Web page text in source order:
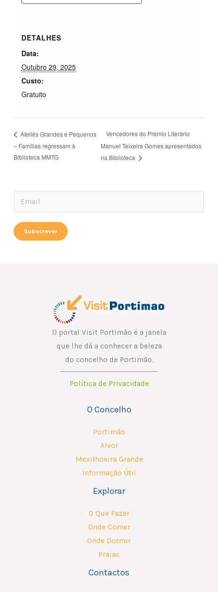
DETALHES
Data:
Outubro 29, 2025
Custo:
Gratuito
Ateliês Grandes e Pequenos
– Famílias regressam à
Biblioteca MMTG
Vencedores do Prémio Literário
Manuel Teixeira Gomes apresentados
na Biblioteca
*
m
m
a
i
Subscrever
O portal Visit Portimão é a janela
que lhe dá a conhecer a beleza
do concelho de Portimão.
Política de Privacidade
O Concelho
Portimão
Alvor
Mexilhoeira Grande
Informação Útil
Explorar
O Que Fazer
Onde Comer
Onde Dormir
Praias
Contactos